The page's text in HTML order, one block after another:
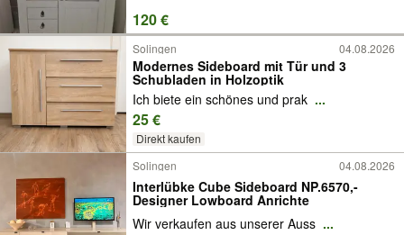
120 €
Solingen 04.08.2026
Modernes Sideboard mit Tür und 3
Schubladen in Holzoptik
Ich biete ein schönes und prak ...
25 €
Direkt kaufen
Solingen 04.08.2026
Interlübke Cube Sideboard NP.6570,-
Designer Lowboard Anrichte
Wir verkaufen aus unserer Auss ...